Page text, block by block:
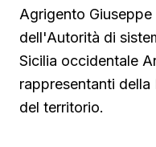
Agrigento
dell'Autorità di
Sicilia occidentale
rappresentanti
del territorio.